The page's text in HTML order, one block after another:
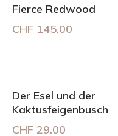
Fierce Redwood
CHF 145.00
Der Esel und der
Kaktusfeigenbusch
CHF 29.00